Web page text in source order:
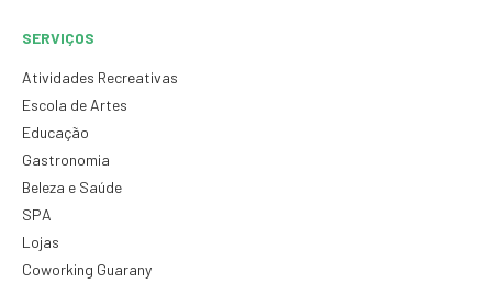
SERVIÇOS
Atividades Recreativas
Escola de Artes
Educação
Gastronomia
Beleza e Saúde
SPA
Lojas
Coworking Guarany